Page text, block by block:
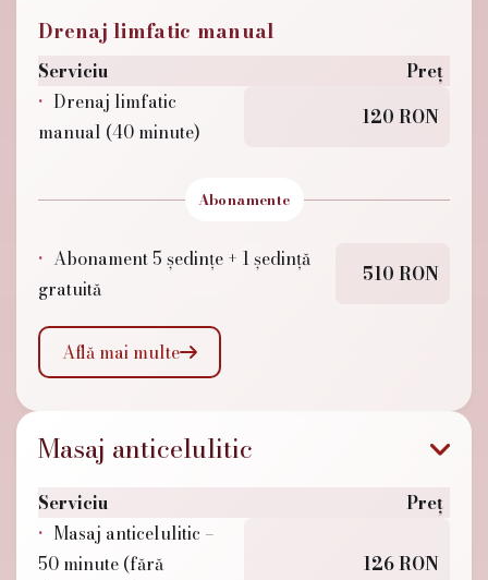
Drenaj limfatic manual
Serviciu
Preț
Drenaj limfatic
manual (40 minute)
120 RON
Abonamente
Abonament 5 ședințe + 1 ședință
gratuită
510 RON
Află mai multe
Masaj anticelulitic
Serviciu
Preț
Masaj anticelulitic –
50 minute (fără
126 RON